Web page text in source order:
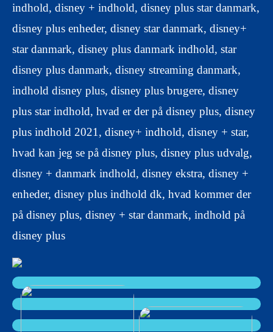
indhold, disney + indhold, disney plus star danmark,
disney plus enheder, disney star danmark, disney+
star danmark, disney plus danmark indhold, star
disney plus danmark, disney streaming danmark,
indhold disney plus, disney plus brugere, disney
plus star indhold, hvad er der på disney plus, disney
plus indhold 2021, disney+ indhold, disney + star,
hvad kan jeg se på disney plus, disney plus udvalg,
disney + danmark indhold, disney ekstra, disney +
enheder, disney plus indhold dk, hvad kommer der
på disney plus, disney + star danmark, indhold på
disney plus